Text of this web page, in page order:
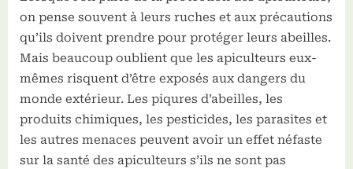
on pense souvent à leurs ruches et aux précautions
qu’ils doivent prendre pour protéger leurs abeilles.
Mais beaucoup oublient que les apiculteurs eux-
mêmes risquent d’être exposés aux dangers du
monde extérieur. Les piqures d’abeilles, les
produits chimiques, les pesticides, les parasites et
les autres menaces peuvent avoir un effet néfaste
sur la santé des apiculteurs s’ils ne sont pas